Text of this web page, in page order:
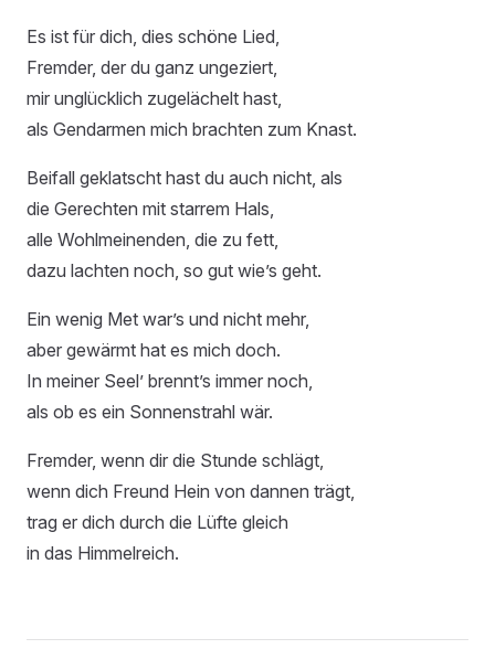
Es ist für dich, dies schöne Lied,
Fremder, der du ganz ungeziert,
mir unglücklich zugelächelt hast,
als Gendarmen mich brachten zum Knast.
Beifall geklatscht hast du auch nicht, als
die Gerechten mit starrem Hals,
alle Wohlmeinenden, die zu fett,
dazu lachten noch, so gut wie’s geht.
Ein wenig Met war’s und nicht mehr,
aber gewärmt hat es mich doch.
In meiner Seel’ brennt’s immer noch,
als ob es ein Sonnenstrahl wär.
Fremder, wenn dir die Stunde schlägt,
wenn dich Freund Hein von dannen trägt,
trag er dich durch die Lüfte gleich
in das Himmelreich.